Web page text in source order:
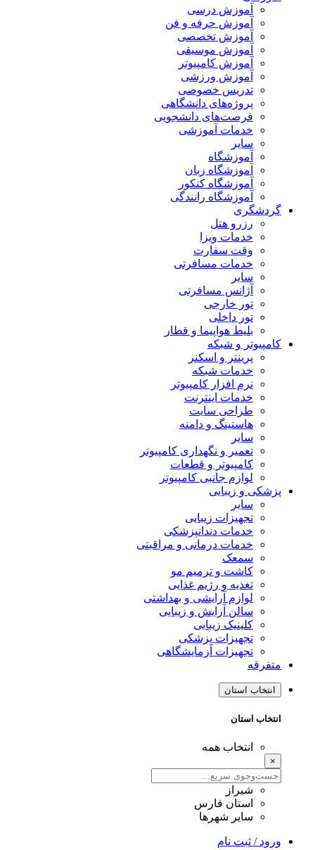
آموزش درسی
آموزش حرفه و فن
آموزش تخصصی
آموزش موسیقی
آموزش کامپیوتر
آموزش ورزشی
تدریس خصوصی
پروژه‌های دانشگاهی
فرصت‌های دانشجویی
خدمات آموزشی
سایر
آموزشگاه
آموزشگاه زبان
آموزشگاه کنکور
آموزشگاه رانندگی
گردشگری
رزرو هتل
خدمات ویزا
وقت سفارت
خدمات مسافرتی
سایر
آژانس مسافرتی
تور خارجی
تور داخلی
بلیط هواپیما و قطار
کامپیوتر و شبکه
پرینتر و اسکنر
خدمات شبکه
نرم افزار کامپیوتر
خدمات اینترنت
طراحی سایت
هاستینگ و دامنه
سایر
تعمیر و نگهداری کامپیوتر
کامپیوتر و قطعات
لوازم جانبی کامپیوتر
پزشکی و زیبایی
سایر
تجهیزات زیبایی
خدمات دندانپزشکی
خدمات درمانی و مراقبتی
سمعک
کاشت و ترمیم مو
تغذیه و رژیم غذایی
لوازم آرایشی و بهداشتی
سالن آرایش و زیبایی
کلینیک زیبایی
تجهیزات پزشکی
تجهیزات آزمایشگاهی
متفرقه
انتخاب استان
انتخاب استان
انتخاب همه
×
شیراز
استان فارس
سایر شهرها
ورود / ثبت نام